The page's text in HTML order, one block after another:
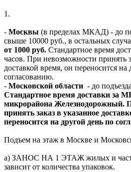
1.
- Москвы (в пределах МКАД) - до
свыше 10000 руб., в остальных
от 1000 руб. Стандартное время
часов. При невозможности принять
доставкой время, он переносится на
согласованию.
- Московской области - до подъезда
Стандартное время доставки за
микрорайона Железнодорожный.
принять заказ в указанное
переносится на другой день по
Подъем на этаж в Москве и
а) ЗАНОС НА 1 ЭТАЖ жилых и
зависит от количества упаковок.